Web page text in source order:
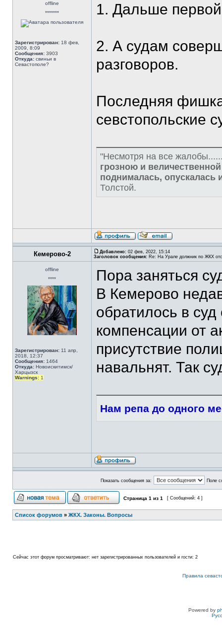
offline
*******
Зарегистрирован: 18 фев,
2009, 8:09
Сообщения: 3903
Откуда: свиньи в
Севастополе?
1. Дальше
2. А судам
разговоров.
Последняя
севстопольские
"Несмотря на все
грозною и
поднималась, опускалась
Толстой.
Кемерово-2 Добавлено: 02 фев, 2022, 15:14
Заголовок сообщения: Re: На Урале должник по ЖКХ
offline
****
Зарегистрирован: 11 апр,
2018, 12:37
Сообщения: 1464
Откуда: Новоискитимск/
Харцызск
Warnings: 1
Пора заняться
В Кемерово
обратилось в
компенсации от
присутствие
навальнят. Так
Нам репа до одного
Показать сообщения за: Поле
Страница 1 из 1 [ Сообщений: 4 ]
Список форумов » ЖКХ. Законы. Вопросы
Сейчас этот форум просматривают: нет зарегистрированных пользователей и гости: 2
Правила
Powered by